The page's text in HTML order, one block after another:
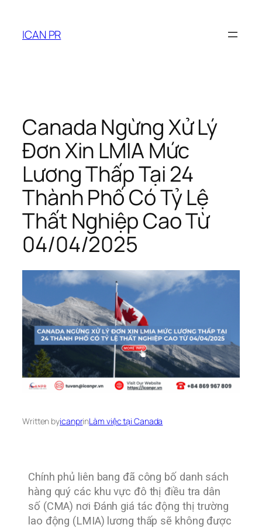
ICAN PR
Canada Ngừng Xử Lý
Đơn Xin LMIA Mức
Lương Thấp Tại 24
Thành Phố Có Tỷ Lệ
Thất Nghiệp Cao Từ
04/04/2025
Written byicanprinLàm việc tại Canada
Chính phủ liên bang đã công bố danh sách
hàng quý các khu vực đô thị điều tra dân
số (CMA) nơi Đánh giá tác động thị trường
lao động (LMIA) lương thấp sẽ không được